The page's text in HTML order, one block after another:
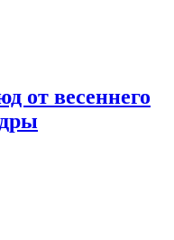
от весеннего